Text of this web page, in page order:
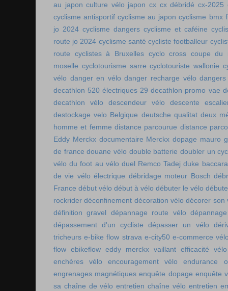
au japon culture vélo japon cx cx débridé cx-2025
cyclisme antisportif cyclisme au japon cyclisme bmx
jo 2024 cyclisme dangers cyclisme et caféine
route jo 2024 cyclisme santé cycliste footballeur
route
cyclistes à Bruxelles cyclo cross coupe du
moselle cyclotourisme sarre cyclotouriste wallonie
vélo danger en vélo danger recharge vélo
decathlon 520 électriques 29 decathlon promo vae
decathlon vélo
descendeur vélo
descente
destockage velo Belgique deutsche qualitat deux
homme et femme distance parcourue distance
Eddy Merckx documentaire Merckx dopage mauro
de france douane vélo double batterie doubler un
vélo du foot au vélo duel Remco Tadej duke baccara
de vie vélo électrique débridage moteur Bosch
France début vélo début à vélo débuter le vélo
rockrider déconfinement décoration vélo décorer son
définition gravel
dépannage route vélo
dépassement d'un cycliste
dépasser un vélo
tricheurs e-bike flow strava e-city50 e-commerce
flow ebikeflow eddy merckx vaillant efficacité vélo
enchères vélo
encouragement vélo
endurance
engrenages magnétiques enquête dopage enquête
sa chaîne de vélo entretien chaîne vélo entretien